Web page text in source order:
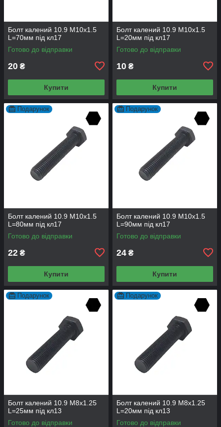
Болт калений 10.9 М10х1.5
L=70мм під кл17
Готово до відправки
20 ₴
Купити
Болт калений 10.9 М10х1.5
L=20мм під кл17
Готово до відправки
10 ₴
Купити
Подарунок
Болт калений 10.9 М10х1.5
L=80мм під кл17
Готово до відправки
22 ₴
Купити
Подарунок
Болт калений 10.9 М10х1.5
L=90мм під кл17
Готово до відправки
24 ₴
Купити
Подарунок
Болт калений 10.9 М8х1.25
L=25мм під кл13
Готово до відправки
Подарунок
Болт калений 10.9 М8х1.25
L=20мм під кл13
Готово до відправки